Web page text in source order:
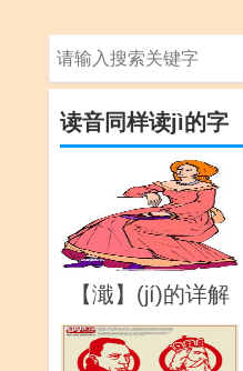
读音同样读jì的字
【濈】(jí)的详解